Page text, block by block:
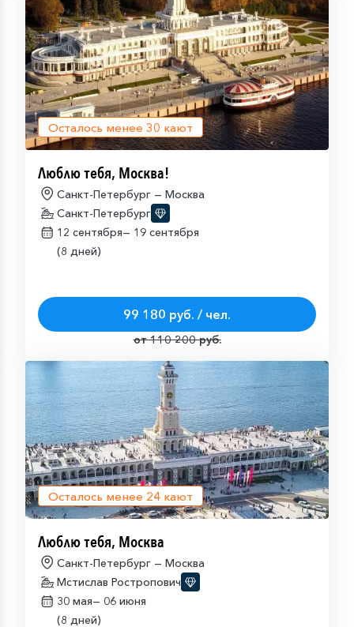
Осталось менее 30 кают
Люблю тебя, Москва!
Санкт-Петербург — Москва
Санкт-Петербург
12 сентября— 19 сентября
(8 дней)
99 180 руб. / чел.
от 110 200 руб.
Осталось менее 24 кают
Люблю тебя, Москва
Санкт-Петербург — Москва
Мстислав Ростропович
30 мая— 06 июня
(8 дней)